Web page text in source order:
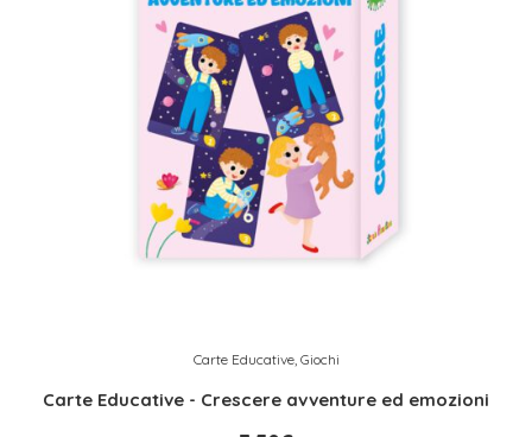
Carte Educative, Giochi
Carte Educative - Crescere avventure ed emozioni